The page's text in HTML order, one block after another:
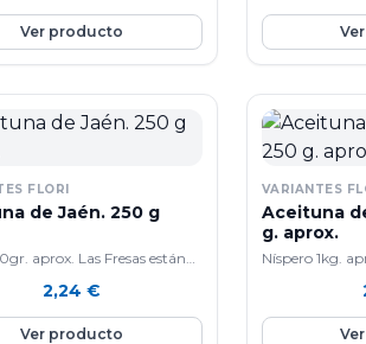
Ver producto
propiedades
curioso
aguacate es
son los
grasas, que
peso. Aportan
necesidades
poco de pro
variedad de
magnesio,
cinc). el
las etapas de
moderar su
FLORI
de Jaén. 250 g
aprox. Las Fresas están
e hidratos de carbono
es ideal para adelgazar en
2,24€
Ver producto
VARIANTES
Aceituna
g. aprox.
Níspero 1kg.
que es
aromática,